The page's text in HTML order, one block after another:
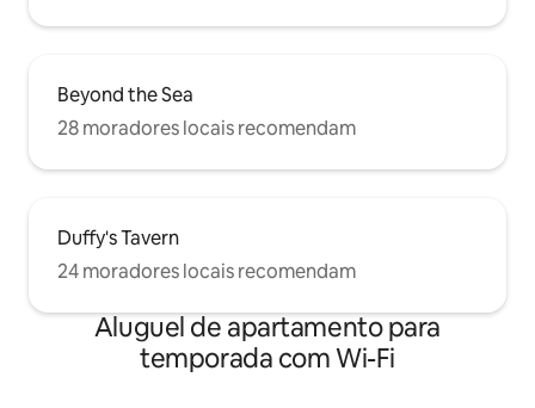
Beyond the Sea
28 moradores locais recomendam
Duffy's Tavern
24 moradores locais recomendam
Aluguel de apartamento para
temporada com Wi-Fi